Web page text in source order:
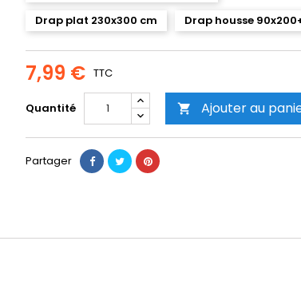
Drap plat 230x300 cm
Drap housse
7,99 € TTC
Quantité  Ajouter au
Partager